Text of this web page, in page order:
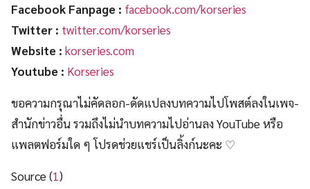
Facebook Fanpage : facebook.com/korseries
Twitter : twitter.com/korseries
Website : korseries.com
Youtube : Korseries
ขอความกรุณาไม่คัดลอก-ดัดแปลงบทความไปโพสต์ลงในเพจ-
สำนักข่าวอื่น รวมถึงไม่นำบทความไปอ่านลง YouTube หรือ
แพลตฟอร์มใด ๆ โปรดช่วยแชร์เป็นลิ้งก์นะคะ ♡
Source (1)